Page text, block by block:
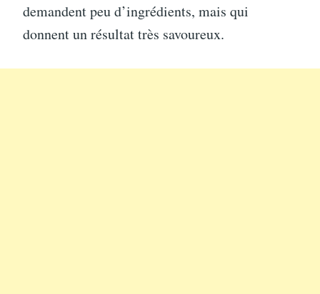
demandent peu d’ingrédients, mais qui
donnent un résultat très savoureux.